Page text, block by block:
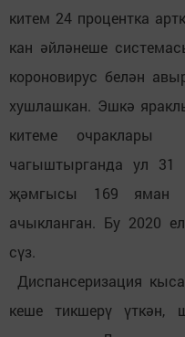
китем 24 процентка
кан әйләнеше
короновирус белән
хушлашкан. Эшкә
китеме очраклары
чагыштырганда ул 31
җәмгысы 169 яман
ачыкланган. Бу 2020
сүз.
Диспансеризация
кеше тикшерү үткән,